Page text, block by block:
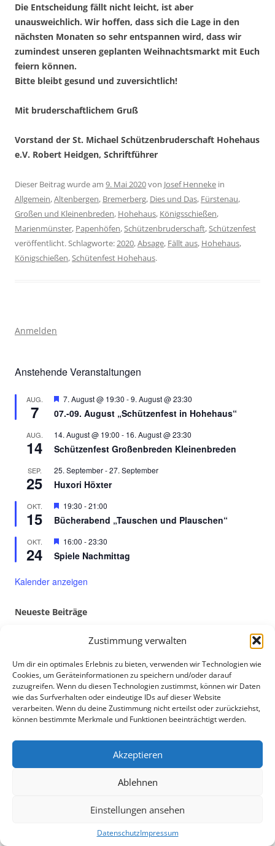
Zustimmung verwalten
Um dir ein optimales Erlebnis zu bieten, verwenden wir Technologien wie
Cookies, um Geräteinformationen zu speichern und/oder darauf
zuzugreifen. Wenn du diesen Technologien zustimmst, können wir Daten
wie das Surfverhalten oder eindeutige IDs auf dieser Website
verarbeiten. Wenn du deine Zustimmung nicht erteilst oder zurückziehst,
können bestimmte Merkmale und Funktionen beeinträchtigt werden.
Akzeptieren
Ablehnen
Einstellungen ansehen
DatenschutzImpressum
Die Entscheidung fällt nicht leicht, ist aber
unausweichlich. Wir hoffen, dass sich die Lage in den
nächsten Monaten so sehr entspannen wird, dass wir
zumindest unseren geplanten Weihnachtsmarkt mit Euch
feiern können.
Bitte bleibt gesund und zuversichtlich!
Mit bruderschaftlichem Gruß
Vorstand der St. Michael Schützenbruderschaft Hohehaus
e.V. Robert Heidgen, Schriftführer
Dieser Beitrag wurde am 9. Mai 2020von Josef Henneke in
Allgemein,Altenbergen, Bremerberg, Dies und Das, Fürstenau,
Großen und Kleinenbreden, Hohehaus, Königsschießen,
Marienmünster, Papenhöfen,Schützenbruderschaft,Schützenfest
veröffentlicht. Schlagworte:2020,Absage, Fällt aus, Hohehaus,
Königschießen,Schütenfest Hohehaus.
Anmelden
Anstehende Veranstaltungen
AUG.
7
Hervorgehoben
7. August @ 19:30 -9. August @ 23:30
07.-09. August „Schützenfest in Hohehaus“
AUG.
14
14. August @ 19:00 - 16. August @ 23:30
Schützenfest Großenbreden Kleinenbreden
SEP.
25
25. September-27. September
Huxori Höxter
OKT.
15
Hervorgehoben
19:30 -21:00
Bücherabend „Tauschen und Plauschen“
OKT.
24
Hervorgehoben
16:00 -23:30
Spiele Nachmittag
Kalender anzeigen
Neueste Beiträge
14 – 16 August: Einladung zum Schützen und Zeltverbandsfest in
Viele Hände schnelles Ende „Renovierung Mühlengrund Hütte“
07-09. August “ Schützenfest in Hohehaus
2026 Stadtradeln: Team Hohehaus entscheidet Teamwertung
wieder für sich
Archive